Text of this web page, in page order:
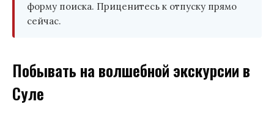
форму поиска. Приценитесь к отпуску прямо
сейчас.
Побывать на волшебной экскурсии в
Суле